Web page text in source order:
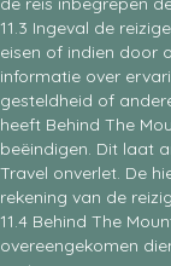
11.3 Ingeval de
eisen of indien door
informatie over
gesteldheid of
heeft Behind The
beëindigen. Dit laat
Travel onverlet. De
rekening van de
11.4 Behind The
overeengekomen